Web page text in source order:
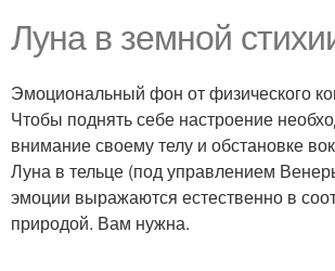
Луна в земной
Эмоциональный фон от физического
Чтобы поднять себе настроение
внимание своему телу и обстановке
Луна в тельце (под управлением
эмоции выражаются естественно в
природой. Вам нужна.